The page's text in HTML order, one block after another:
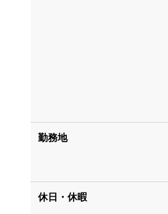
勤務地
休日・休暇